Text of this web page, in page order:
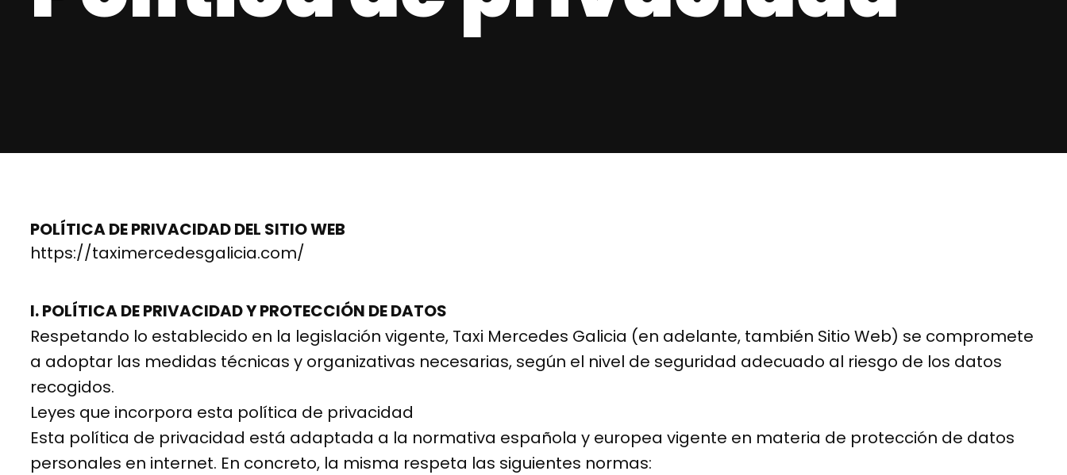
POLÍTICA DE PRIVACIDAD DEL SITIO WEB
https://taximercedesgalicia.com/
I. POLÍTICA DE PRIVACIDAD Y PROTECCIÓN DE DATOS
Respetando lo establecido en la legislación vigente, Taxi Mercedes Galicia (en adelante, también Sitio Web) se compromete
a adoptar las medidas técnicas y organizativas necesarias, según el nivel de seguridad adecuado al riesgo de los datos
recogidos.
Leyes que incorpora esta política de privacidad
Esta política de privacidad está adaptada a la normativa española y europea vigente en materia de protección de datos
personales en internet. En concreto, la misma respeta las siguientes normas: